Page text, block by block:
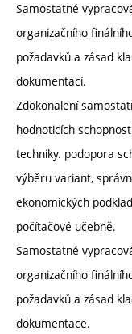
Samostatné
organizačního
požadavků a zásad
dokumentací.
Zdokonalení
hodnoticích
techniky. podopora
výběru variant,
ekonomických
počítačové učebně.
Samostatné
organizačního
požadavků a zásad
dokumentace.